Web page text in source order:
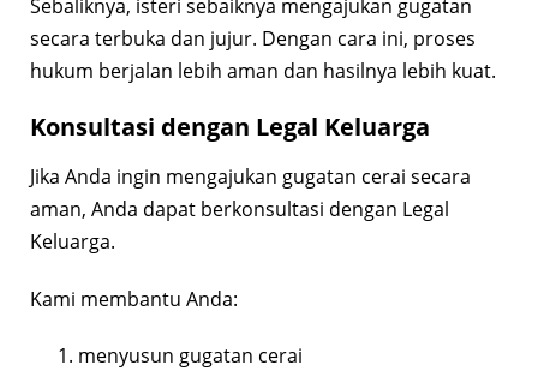
Sebaliknya, isteri sebaiknya mengajukan gugatan
secara terbuka dan jujur. Dengan cara ini, proses
hukum berjalan lebih aman dan hasilnya lebih kuat.
Konsultasi dengan Legal Keluarga
Jika Anda ingin mengajukan gugatan cerai secara
aman, Anda dapat berkonsultasi dengan Legal
Keluarga.
Kami membantu Anda:
menyusun gugatan cerai